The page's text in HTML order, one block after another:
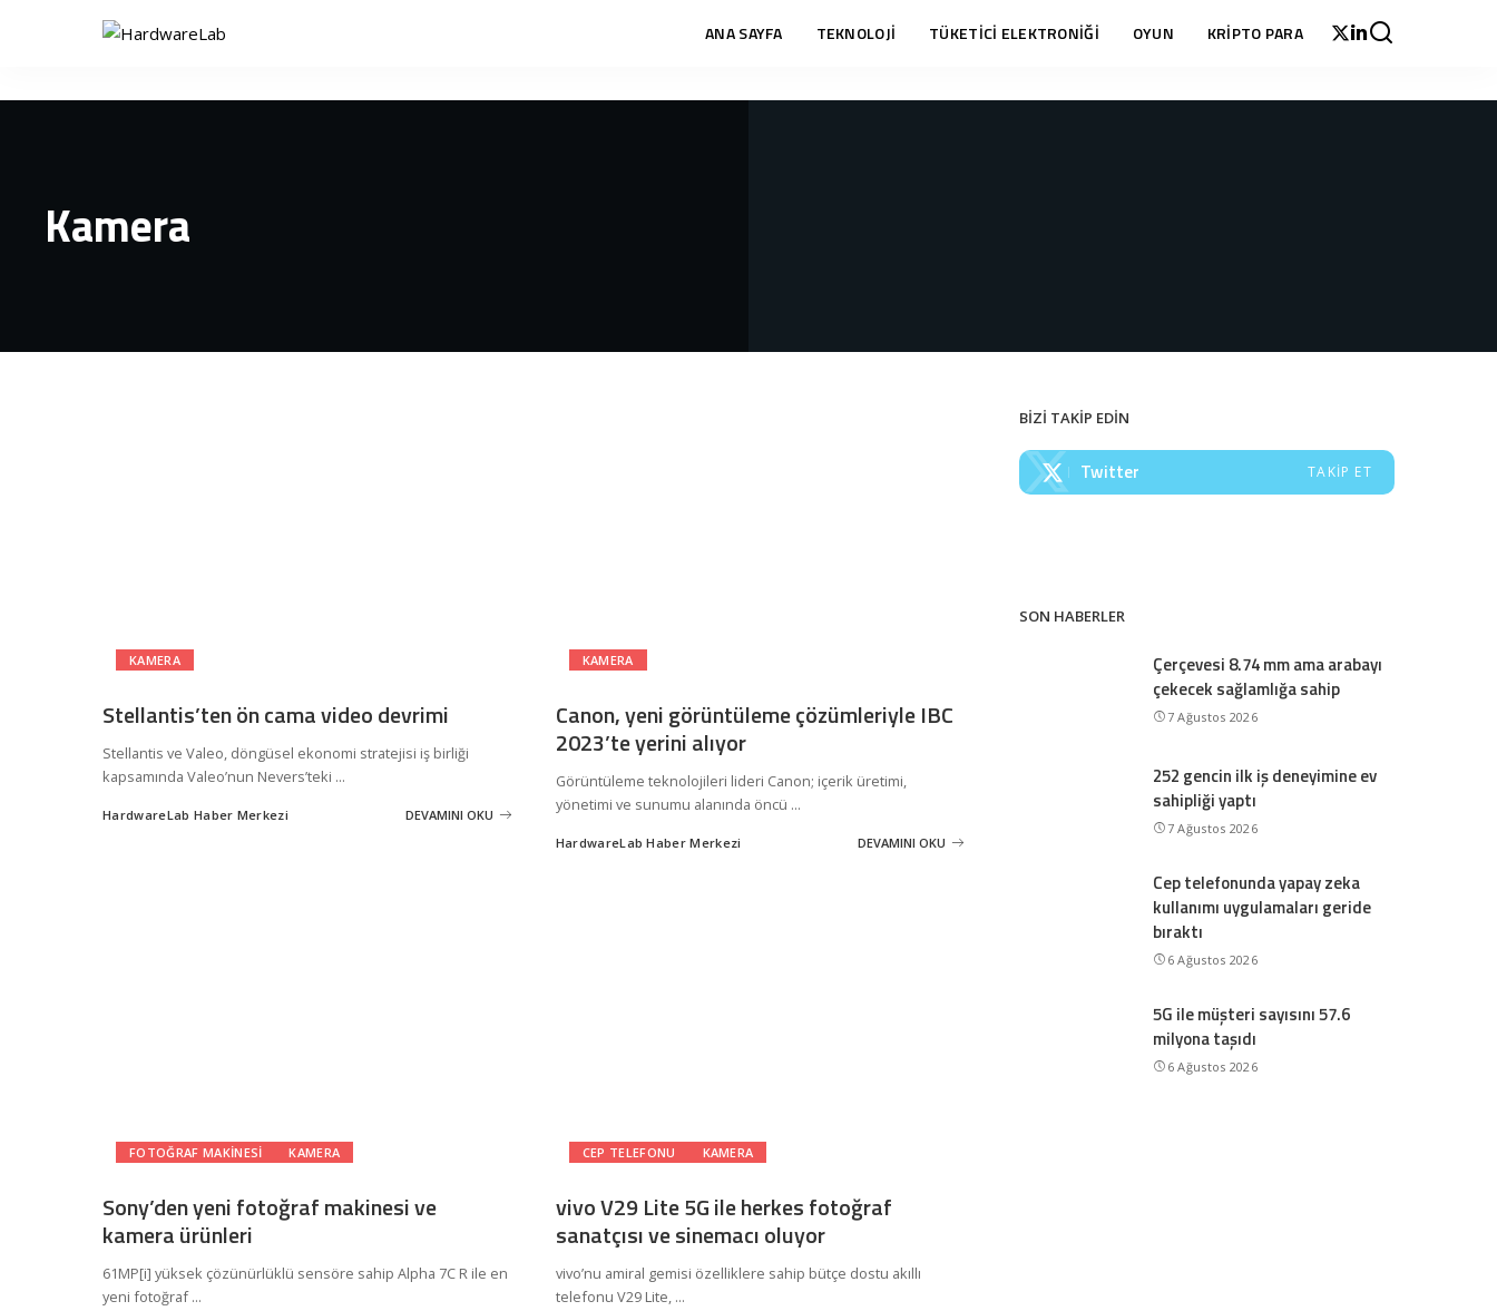
ANA SAYFA TEKNOLOJİ TÜKETİCİ ELEKTRONİĞİ OYUN KRİPTO PARA
Kamera
KAMERA
Stellantis’ten ön cama video devrimi
Stellantis ve Valeo, döngüsel ekonomi stratejisi iş birliği
kapsamında Valeo’nun Nevers’teki ...
Posted
HardwareLab Haber Merkezi DEVAMINI OKU
KAMERA
Canon, yeni görüntüleme çözümleriyle IBC
2023’te yerini alıyor
Görüntüleme teknolojileri lideri Canon; içerik üretimi,
yönetimi ve sunumu alanında öncü ...
Posted
HardwareLab Haber Merkezi DEVAMINI OKU
FOTOĞRAF MAKINESI KAMERA
Sony’den yeni fotoğraf makinesi ve
kamera ürünleri
61MP[i] yüksek çözünürlüklü sensöre sahip Alpha 7C R ile en
yeni fotoğraf...
CEP TELEFONU KAMERA
vivo V29 Lite 5G ile herkes fotoğraf
sanatçısı ve sinemacı oluyor
vivo’nu amiral gemisi özelliklere sahip bütçe dostu akıllı
telefonu V29 Lite, ...
BİZİ TAKİP EDİN
Twitter TAKIP ET
SON HABERLER
Çerçevesi 8.74 mm ama arabayı
çekecek sağlamlığa sahip
7 Ağustos 2026
252 gencin ilk iş deneyimine ev
sahipliği yaptı
7 Ağustos 2026
Cep telefonunda yapay zeka
kullanımı uygulamaları geride
bıraktı
6 Ağustos 2026
5G ile müşteri sayısını 57.6
milyona taşıdı
6 Ağustos 2026